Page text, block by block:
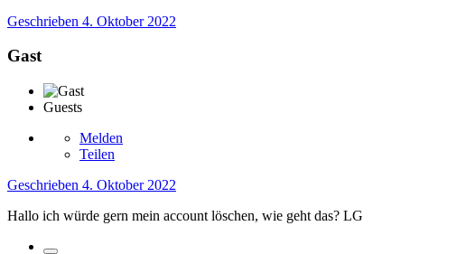
Geschrieben 4. Oktober 2022
Gast
Guests
Melden
Teilen
Geschrieben 4. Oktober 2022
Hallo ich würde gern mein account löschen, wie geht das? LG